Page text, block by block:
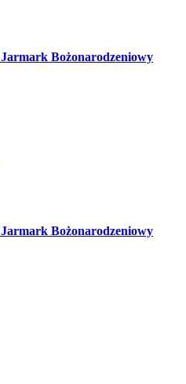
Jarmark Bożonarodzeniowy
Jarmark Bożonarodzeniowy